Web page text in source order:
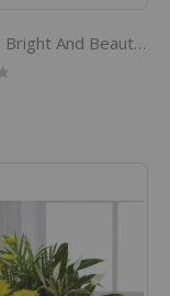
The FTD Bright And Beautiful Bouquet